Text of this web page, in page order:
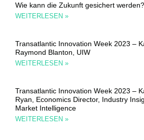
Wie kann die Zukunft gesichert werden?
WEITERLESEN »
Transatlantic Innovation Week 2023 –
Raymond Blanton, UIW
WEITERLESEN »
Transatlantic Innovation Week 2023 –
Ryan, Economics Director, Industry
Market Intelligence
WEITERLESEN »